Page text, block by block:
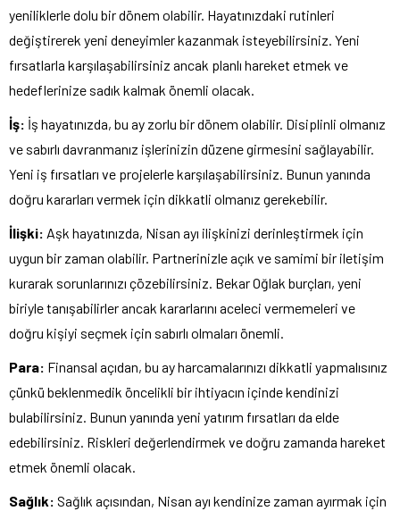
yeniliklerle dolu bir dönem olabilir. Hayatınızdaki rutinleri
değiştirerek yeni deneyimler kazanmak isteyebilirsiniz. Yeni
fırsatlarla karşılaşabilirsiniz ancak planlı hareket etmek ve
hedeflerinize sadık kalmak önemli olacak.
İş: İş hayatınızda, bu ay zorlu bir dönem olabilir. Disiplinli olmanız
ve sabırlı davranmanız işlerinizin düzene girmesini sağlayabilir.
Yeni iş fırsatları ve projelerle karşılaşabilirsiniz. Bunun yanında
doğru kararları vermek için dikkatli olmanız gerekebilir.
İlişki: Aşk hayatınızda, Nisan ayı ilişkinizi derinleştirmek için
uygun bir zaman olabilir. Partnerinizle açık ve samimi bir iletişim
kurarak sorunlarınızı çözebilirsiniz. Bekar Oğlak burçları, yeni
biriyle tanışabilirler ancak kararlarını aceleci vermemeleri ve
doğru kişiyi seçmek için sabırlı olmaları önemli.
Para: Finansal açıdan, bu ay harcamalarınızı dikkatli yapmalısınız
çünkü beklenmedik öncelikli bir ihtiyacın içinde kendinizi
bulabilirsiniz. Bunun yanında yeni yatırım fırsatları da elde
edebilirsiniz. Riskleri değerlendirmek ve doğru zamanda hareket
etmek önemli olacak.
Sağlık: Sağlık açısından, Nisan ayı kendinize zaman ayırmak için